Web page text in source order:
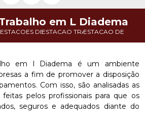
ESTACOES DE TRABALHOESTACAO TRABALHO EM L
ESTACAO DE
em L Diadema
em l Diadema é um ambiente
a fim de promover a disposição
Com isso, são analisadas as
pelos profissionais para que os
seguros e adequados diante do